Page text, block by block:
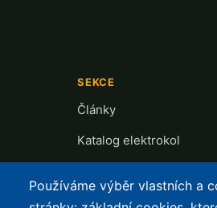
SEKCE
Články
Katalog elektrokol
Půjčovny
Používáme výběr vlastních a